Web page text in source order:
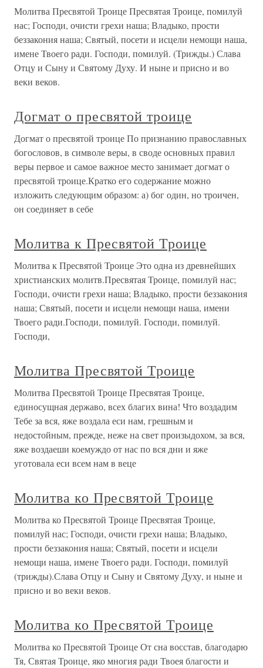
Молитва Пресвятой Троице Пресвятая Троице, помилуй
нас; Господи, очисти грехи наша; Владыко, прости
беззакония наша; Святый, посети и исцели немощи наша,
имене Твоего ради. Господи, помилуй. (Трижды.) Слава
Отцу и Сыну и Святому Духу. И ныне и присно и во
веки веков.
Догмат о пресвятой троице
Догмат о пресвятой троице По признанию православных
богословов, в символе веры, в своде основных правил
веры первое и самое важное место занимает догмат о
пресвятой троице.Кратко его содержание можно
изложить следующим образом: а) бог один, но троичен,
он соединяет в себе
Молитва к Пресвятой Троице
Молитва к Пресвятой Троице Это одна из древнейших
христианских молитв.Пресвятая Троице, помилуй нас;
Господи, очисти грехи наша; Владыко, прости беззакония
наша; Святый, посети и исцели немощи наша, имени
Твоего ради.Господи, помилуй. Господи, помилуй.
Господи,
Молитва Пресвятой Троице
Молитва Пресвятой Троице Пресвятая Троице,
единосущная державо, всех благих вина! Что воздадим
Тебе за вся, яже воздала еси нам, грешным и
недостойным, прежде, неже на свет произыдохом, за вся,
яже воздаеши коемуждо от нас по вся дни и яже
уготовала еси всем нам в веце
Молитва ко Пресвятой Троице
Молитва ко Пресвятой Троице Пресвятая Троице,
помилуй нас; Господи, очисти грехи наша; Владыко,
прости беззакония наша; Святый, посети и исцели
немощи наша, имене Твоего ради. Господи, помилуй
(трижды).Слава Отцу и Сыну и Святому Духу, и ныне и
присно и во веки веков.
Молитва ко Пресвятой Троице
Молитва ко Пресвятой Троице От сна восстав, благодарю
Тя, Святая Троице, яко многия ради Твоея благости и